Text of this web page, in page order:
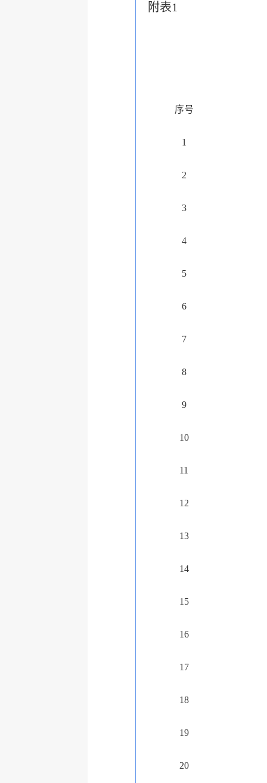
附表1
序号
1
2
3
4
5
6
7
8
9
10
11
12
13
14
15
16
17
18
19
20